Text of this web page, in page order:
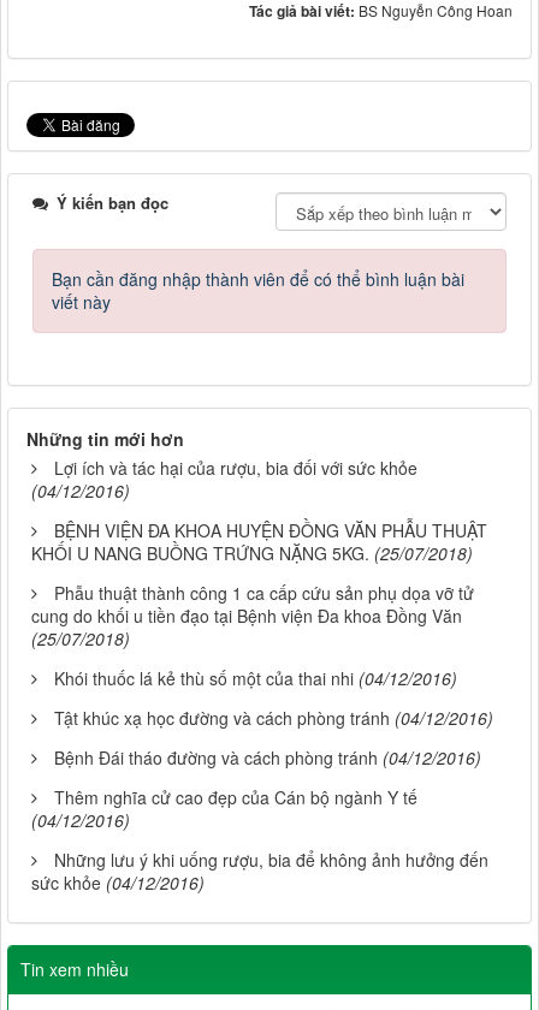
Tác giả bài viết: BS Nguyễn Công Hoan
Ý kiến bạn đọc
Bạn cần đăng nhập thành viên để có thể bình luận bài
viết này
Những tin mới hơn
Lợi ích và tác hại của rượu, bia đối với sức khỏe
(04/12/2016)
BỆNH VIỆN ĐA KHOA HUYỆN ĐỒNG VĂN PHẪU THUẬT
KHỐI U NANG BUỒNG TRỨNG NẶNG 5KG. (25/07/2018)
Phẫu thuật thành công 1 ca cấp cứu sản phụ dọa vỡ tử
cung do khối u tiền đạo tại Bệnh viện Đa khoa Đồng Văn
(25/07/2018)
Khói thuốc lá kẻ thù số một của thai nhi (04/12/2016)
Tật khúc xạ học đường và cách phòng tránh (04/12/2016)
Bệnh Đái tháo đường và cách phòng tránh (04/12/2016)
Thêm nghĩa cử cao đẹp của Cán bộ ngành Y tế
(04/12/2016)
Những lưu ý khi uống rượu, bia để không ảnh hưởng đến
sức khỏe (04/12/2016)
Tin xem nhiều